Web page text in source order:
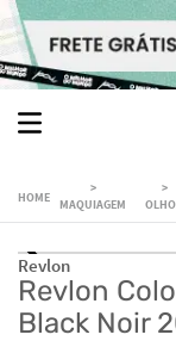
MAQUIAGEM
Revlon
Revlon
Black Noir